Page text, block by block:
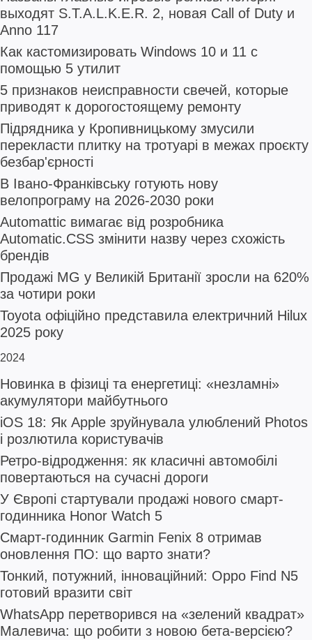
выходят S.T.A.L.K.E.R. 2, новая Call of Duty и
Anno 117
Как кастомизировать Windows 10 и 11 с
помощью 5 утилит
5 признаков неисправности свечей, которые
приводят к дорогостоящему ремонту
Підрядника у Кропивницькому змусили
перекласти плитку на тротуарі в межах проєкту
безбар'єрності
В Івано-Франківську готують нову
велопрограму на 2026-2030 роки
Automattic вимагає від розробника
Automatic.CSS змінити назву через схожість
брендів
Продажі MG у Великій Британії зросли на 620%
за чотири роки
Toyota офіційно представила електричний Hilux
2025 року
2024
Новинка в фізиці та енергетиці: «незламні»
акумулятори майбутнього
iOS 18: Як Apple зруйнувала улюблений Photos
і розлютила користувачів
Ретро-відродження: як класичні автомобілі
повертаються на сучасні дороги
У Європі стартували продажі нового смарт-
годинника Honor Watch 5
Смарт-годинник Garmin Fenix 8 отримав
оновлення ПО: що варто знати?
Тонкий, потужний, інноваційний: Oppo Find N5
готовий вразити світ
WhatsApp перетворився на «зелений квадрат»
Малевича: що робити з новою бета-версією?